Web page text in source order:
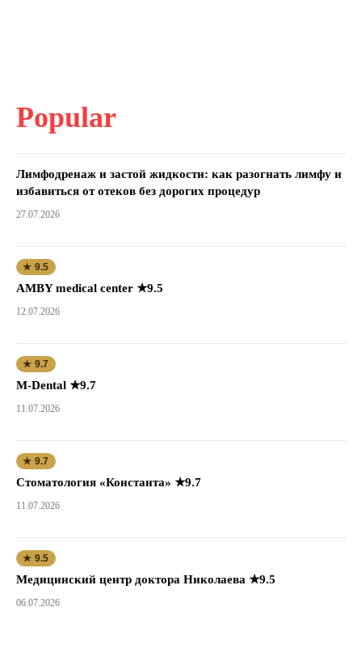
Popular
Лимфодренаж и застой жидкости: как разогнать лимфу и
избавиться от отеков без дорогих процедур
27.07.2026
★ 9.5
AMBY medical center ★9.5
12.07.2026
★ 9.7
M-Dental ★9.7
11.07.2026
★ 9.7
Стоматология «Константа» ★9.7
11.07.2026
★ 9.5
Медицинский центр доктора Николаева ★9.5
06.07.2026